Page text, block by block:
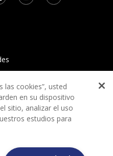
las cookies”, usted
en su dispositivo
sitio, analizar el uso
estudios para